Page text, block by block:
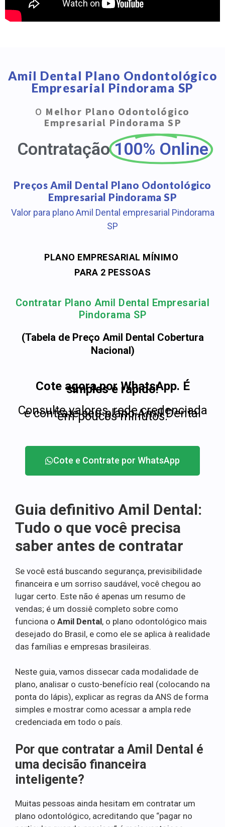
Amil Dental Plano Ondontológico
Empresarial Pindorama SP
O Melhor Plano Odontológico
Empresarial Pindorama SP
Contratação 100% Online
Preços Amil Dental Plano Odontológico
Empresarial Pindorama SP
Valor para plano Amil Dental empresarial Pindorama
SP
PLANO EMPRESARIAL MÍNIMO
PARA 2 PESSOAS
Contratar Plano Amil Dental Empresarial
Pindorama SP
(Tabela de Preço Amil Dental Cobertura
Nacional)
Cote agora por WhatsApp. É
simples e rápido!
Consulte valores, rede credenciada
e contrate seu plano Amil Dental
em poucos minutos.
Cote e Contrate por WhatsApp
Guia definitivo Amil Dental:
Tudo o que você precisa
saber antes de contratar
Se você está buscando segurança, previsibilidade
financeira e um sorriso saudável, você chegou ao
lugar certo. Este não é apenas um resumo de
vendas; é um dossiê completo sobre como
funciona o Amil Dental, o plano odontológico mais
desejado do Brasil, e como ele se aplica à realidade
das famílias e empresas brasileiras.
Neste guia, vamos dissecar cada modalidade de
plano, analisar o custo-benefício real (colocando na
ponta do lápis), explicar as regras da ANS de forma
simples e mostrar como acessar a ampla rede
credenciada em todo o país.
Por que contratar a Amil Dental é
uma decisão financeira
inteligente?
Muitas pessoas ainda hesitam em contratar um
plano odontológico, acreditando que “pagar no